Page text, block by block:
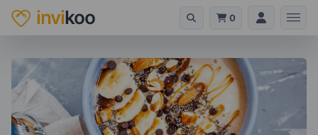
invikoo 0